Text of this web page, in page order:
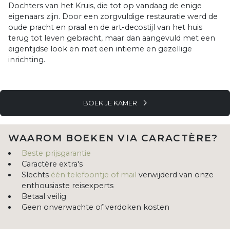
Dochters van het Kruis, die tot op vandaag de enige
eigenaars zijn. Door een zorgvuldige restauratie werd de
oude pracht en praal en de art-decostijl van het huis
terug tot leven gebracht, maar dan aangevuld met een
eigentijdse look en met een intieme en gezellige
inrichting.
BOEK JE KAMER
WAAROM BOEKEN VIA CARACTÈRE?
Beste prijsgarantie
Caractère extra's
Slechts één telefoontje of mail verwijderd van onze
enthousiaste reisexperts
Betaal veilig
Geen onverwachte of verdoken kosten